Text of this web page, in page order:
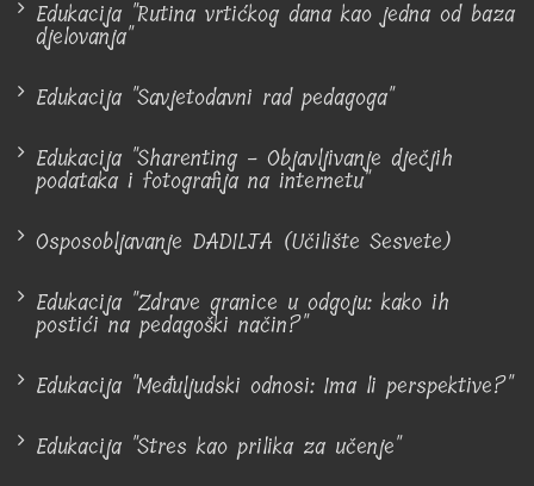
Edukacija "Rutina vrtićkog dana kao jedna od baza
djelovanja"
Edukacija "Savjetodavni rad pedagoga"
Edukacija "Sharenting - Objavljivanje dječjih
podataka i fotografija na internetu"
Osposobljavanje DADILJA (Učilište Sesvete)
Edukacija "Zdrave granice u odgoju: kako ih
postići na pedagoški način?"
Edukacija "Međuljudski odnosi: Ima li perspektive?"
Edukacija "Stres kao prilika za učenje"